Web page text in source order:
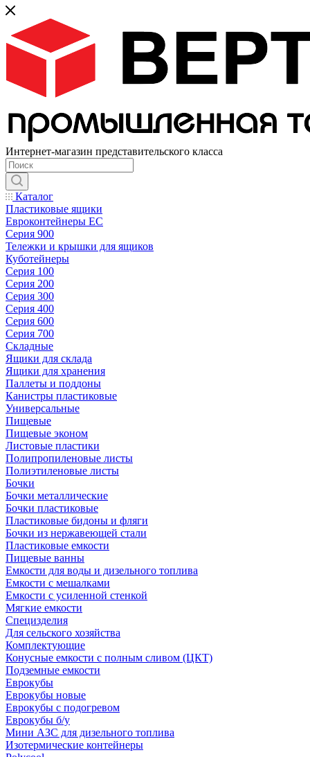
Интернет-магазин представительского класса
Каталог
Пластиковые ящики
Евроконтейнеры ЕС
Серия 900
Тележки и крышки для ящиков
Куботейнеры
Серия 100
Серия 200
Серия 300
Серия 400
Серия 600
Серия 700
Складные
Ящики для склада
Ящики для хранения
Паллеты и поддоны
Канистры пластиковые
Универсальные
Пищевые
Пищевые эконом
Листовые пластики
Полипропиленовые листы
Полиэтиленовые листы
Бочки
Бочки металлические
Бочки пластиковые
Пластиковые бидоны и фляги
Бочки из нержавеющей стали
Пластиковые емкости
Пищевые ванны
Емкости для воды и дизельного топлива
Емкости с мешалками
Емкости с усиленной стенкой
Мягкие емкости
Специзделия
Для сельского хозяйства
Комплектующие
Конусные емкости с полным сливом (ЦКТ)
Подземные емкости
Еврокубы
Еврокубы новые
Еврокубы с подогревом
Еврокубы б/у
Мини АЗС для дизельного топлива
Изотермические контейнеры